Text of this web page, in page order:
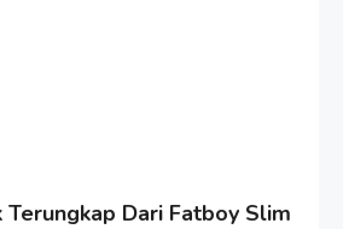
Terungkap Dari Fatboy Slim